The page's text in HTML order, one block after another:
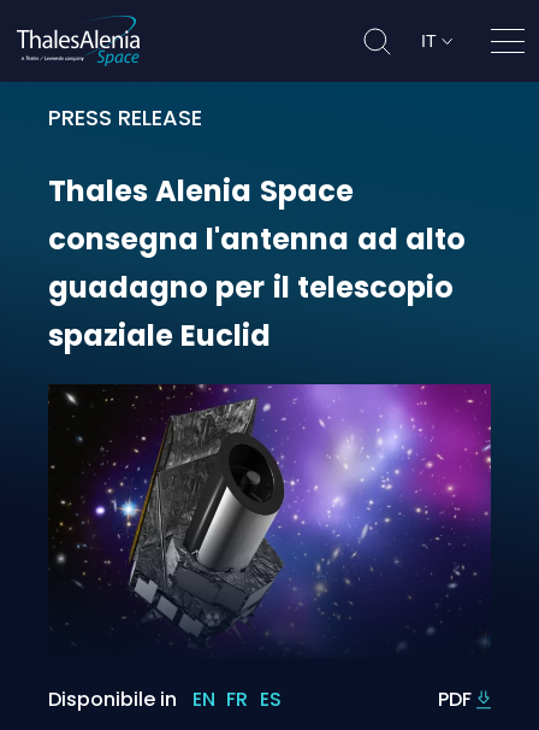
IT
PRESS RELEASE
Thales Alenia Space consegna
ThalesAlenia Space
consegna l'antenna ad alto
guadagno per il telescopio
spaziale Euclid
Disponibile in EN FR ES PDF